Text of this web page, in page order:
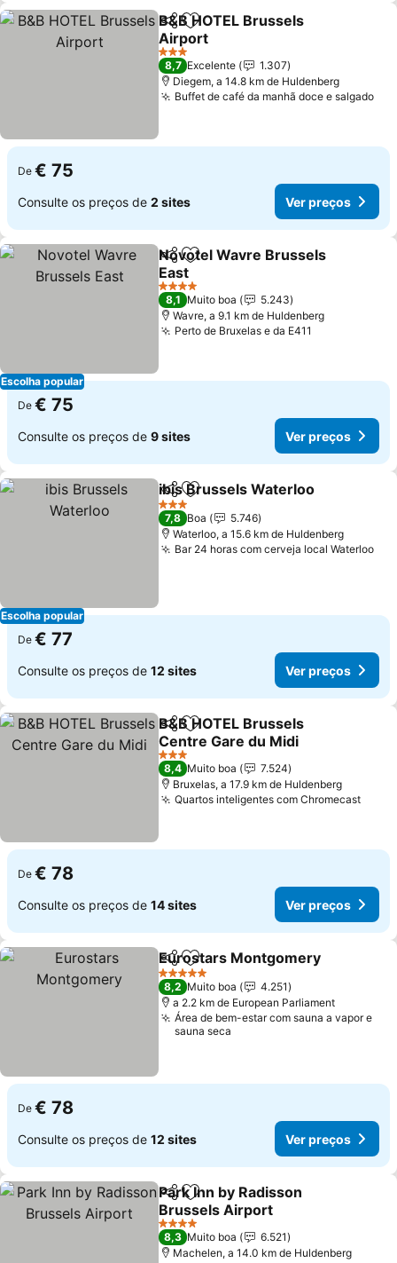
PartilharAdicionar aos favoritos
B&B HOTEL Brussels
Airport
3 Estrelas
8,7 Excelente
1.307
Diegem, a 14.8 km de Huldenberg
Buffet de café da manhã doce e salgado
De € 75
Consulte os preços de 2 sites Ver preços
Escolha popular
PartilharAdicionar aos favoritos
Novotel Wavre Brussels
East
4 Estrelas
8,1 Muito boa
5.243
Wavre, a 9.1 km de Huldenberg
Perto de Bruxelas e da E411
De € 75
Consulte os preços de 9 sites Ver preços
Escolha popular
PartilharAdicionar aos favoritos
ibis Brussels Waterloo
3 Estrelas
7,8 Boa
5.746
Waterloo, a 15.6 km de Huldenberg
Bar 24 horas com cerveja local Waterloo
De € 77
Consulte os preços de 12 sites Ver preços
PartilharAdicionar aos favoritos
B&B HOTEL Brussels
Centre Gare du Midi
3 Estrelas
8,4 Muito boa
7.524
Bruxelas, a 17.9 km de Huldenberg
Quartos inteligentes com Chromecast
De € 78
Consulte os preços de 14 sites Ver preços
PartilharAdicionar aos favoritos
Eurostars Montgomery
5 Estrelas
8,2 Muito boa
4.251
a 2.2 km de European Parliament
Área de bem-estar com sauna a vapor e
sauna seca
De € 78
Consulte os preços de 12 sites Ver preços
PartilharAdicionar aos favoritos
Park Inn by Radisson
Brussels Airport
4 Estrelas
8,3 Muito boa
6.521
Machelen, a 14.0 km de Huldenberg